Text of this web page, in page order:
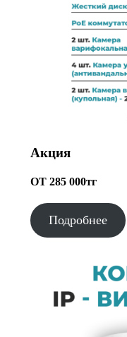
Акция
ОТ 285 000тг
Подробнее